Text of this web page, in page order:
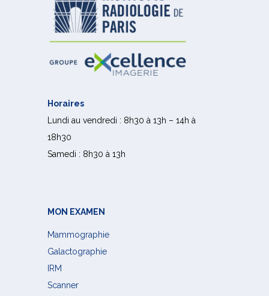
Horaires
Lundi au vendredi : 8h30 à 13h – 14h à
18h30
Samedi : 8h30 à 13h
MON EXAMEN
Mammographie
Galactographie
IRM
Scanner